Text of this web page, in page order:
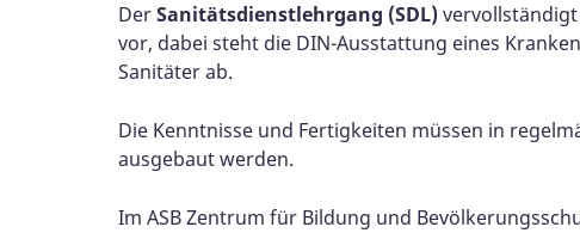
DerSanitätsdienstlehrgang (SDL)
vor, dabei steht die DIN-Ausstattung eines
Sanitäter ab.
Die Kenntnisse und Fertigkeiten müssen in
ausgebaut werden.
Im ASB Zentrum für Bildung und